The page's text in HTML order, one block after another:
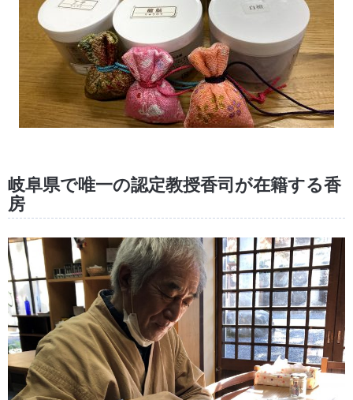
岐阜県で唯一の認定教授香司が在籍する香
房